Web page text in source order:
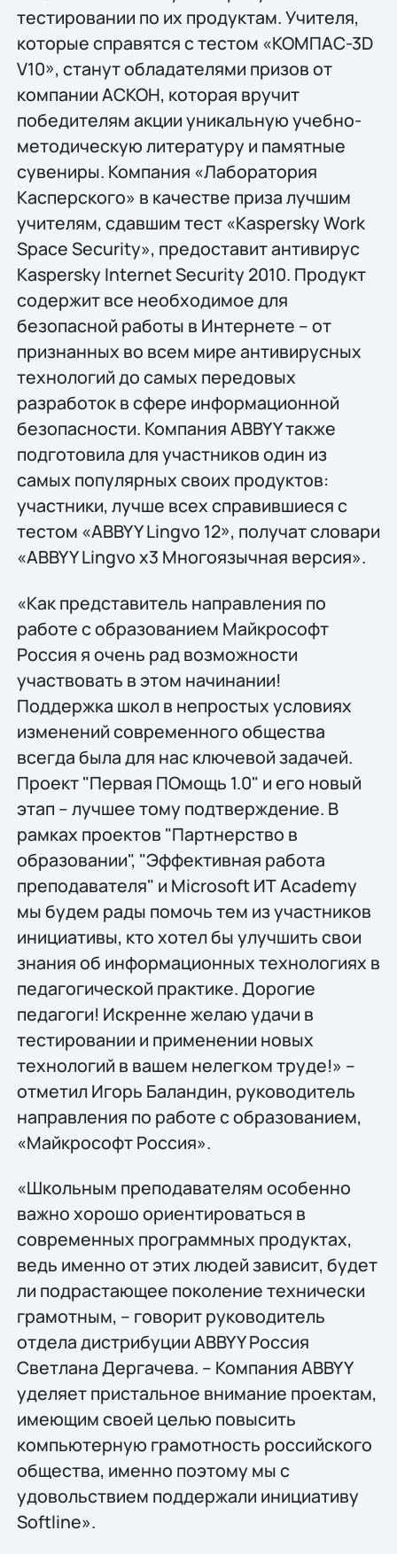
тестировании по их продуктам. Учителя,
которые справятся с тестом «КОМПАС-3D
V10», станут обладателями призов от
компании АСКОН, которая вручит
победителям акции уникальную учебно-
методическую литературу и памятные
сувениры. Компания «Лаборатория
Касперского» в качестве приза лучшим
учителям, сдавшим тест «Kaspersky Work
Space Security», предоставит антивирус
Kaspersky Internet Security 2010. Продукт
содержит все необходимое для
безопасной работы в Интернете – от
признанных во всем мире антивирусных
технологий до самых передовых
разработок в сфере информационной
безопасности. Компания ABBYY также
подготовила для участников один из
самых популярных своих продуктов:
участники, лучше всех справившиеся с
тестом «ABBYY Lingvo 12», получат словари
«ABBYY Lingvo x3 Многоязычная версия».
«Как представитель направления по
работе с образованием Майкрософт
Россия я очень рад возможности
участвовать в этом начинании!
Поддержка школ в непростых условиях
изменений современного общества
всегда была для нас ключевой задачей.
Проект "Первая ПОмощь 1.0" и его новый
этап – лучшее тому подтверждение. В
рамках проектов "Партнерство в
образовании", "Эффективная работа
преподавателя" и Microsoft ИТ Academy
мы будем рады помочь тем из участников
инициативы, кто хотел бы улучшить свои
знания об информационных технологиях в
педагогической практике. Дорогие
педагоги! Искренне желаю удачи в
тестировании и применении новых
технологий в вашем нелегком труде!» –
отметил Игорь Баландин, руководитель
направления по работе с образованием,
«Майкрософт Россия».
«Школьным преподавателям особенно
важно хорошо ориентироваться в
современных программных продуктах,
ведь именно от этих людей зависит, будет
ли подрастающее поколение технически
грамотным, – говорит руководитель
отдела дистрибуции ABBYY Россия
Светлана Дергачева. – Компания ABBYY
уделяет пристальное внимание проектам,
имеющим своей целью повысить
компьютерную грамотность российского
общества, именно поэтому мы с
удовольствием поддержали инициативу
Softline».